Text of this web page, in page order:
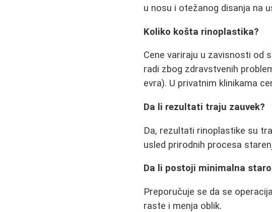
u nosu i otežanog disanja na
Koliko košta rinoplastika?
Cene variraju u zavisnosti od
radi zbog zdravstvenih
evra). U privatnim klinikama
Da li rezultati traju zauvek?
Da, rezultati rinoplastike su
usled prirodnih procesa
Da li postoji minimalna
Preporučuje se da se
raste i menja oblik.